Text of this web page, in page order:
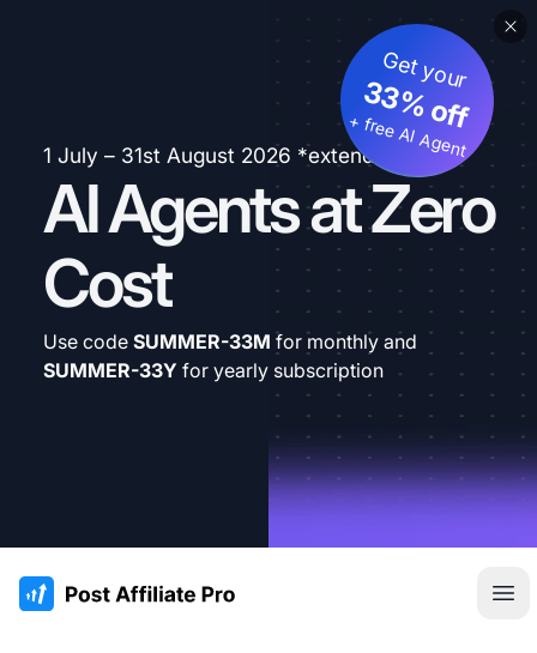
1 July – 31st August 2026 *extended
AI Agents at Zero
Cost
Get your
33% off
+ free AI Agent
Use code SUMMER-33M for monthly and
SUMMER-33Y for yearly subscription
:site.title